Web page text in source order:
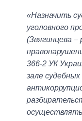
«Назначить
уголовного
(Звягинцева –
366-2 УК
зале